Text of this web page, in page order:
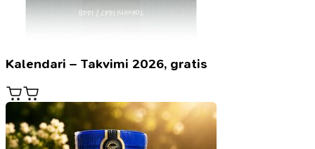
Kalendari – Takvimi 2026, gratis